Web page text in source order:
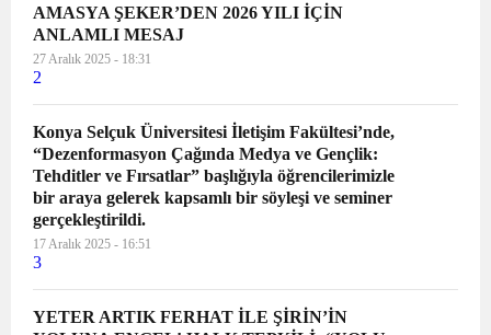
AMASYA ŞEKER’DEN 2026 YILI İÇİN
ANLAMLI MESAJ
27 Aralık 2025 - 18:31
2
Konya Selçuk Üniversitesi İletişim Fakültesi’nde,
“Dezenformasyon Çağında Medya ve Gençlik:
Tehditler ve Fırsatlar” başlığıyla öğrencilerimizle
bir araya gelerek kapsamlı bir söyleşi ve seminer
gerçekleştirildi.
17 Aralık 2025 - 16:51
3
YETER ARTIK FERHAT İLE ŞİRİN’İN